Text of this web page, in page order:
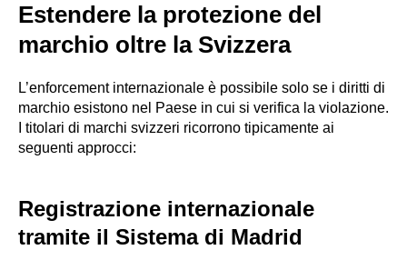
Estendere la protezione del
marchio oltre la Svizzera
L’enforcement internazionale è possibile solo se i diritti di
marchio esistono nel Paese in cui si verifica la violazione.
I titolari di marchi svizzeri ricorrono tipicamente ai
seguenti approcci:
Registrazione internazionale
tramite il Sistema di Madrid